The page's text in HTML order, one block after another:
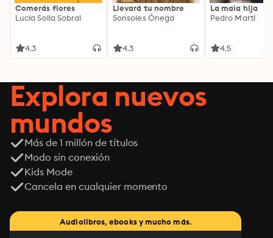
Comerás flores
Lucía Solla Sobral
4.3
Llevará tu nombre
Sonsoles Ónega
4.3
La mala hija
Pedro Martí
4.5
Explora nuevos
mundos
Más de 1 millón de títulos
Modo sin conexión
Kids Mode
Cancela en cualquier momento
Audiolibros, ebooks y mucho más.